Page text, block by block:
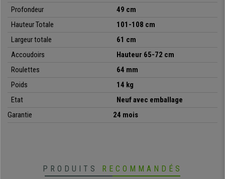
Profondeur
49 cm
Hauteur Totale
101-108 cm
Largeur totale
61 cm
Accoudoirs
Hauteur 65-72 cm
Roulettes
64 mm
Poids
14 kg
Etat
Neuf avec emballage
Garantie
24 mois
PRODUITS RECOMMANDÉS